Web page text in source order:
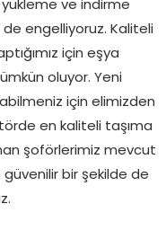
yükleme ve indirme
engelliyoruz. Kaliteli
için eşya
oluyor. Yeni
için elimizden
en kaliteli taşıma
şoförlerimiz mevcut
güvenilir bir şekilde de